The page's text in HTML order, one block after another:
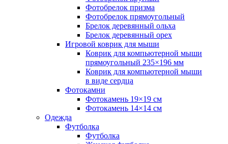
Фотобрелок призма
Фотобрелок прямоугольный
Брелок деревянный ольха
Брелок деревянный орех
Игровой коврик для мыши
Коврик для компьютерной мыши
прямоугольный 235×196 мм
Коврик для компьютерной мыши
в виде сердца
Фотокамни
Фотокамень 19×19 см
Фотокамень 14×14 см
Одежда
Футболка
Футболка